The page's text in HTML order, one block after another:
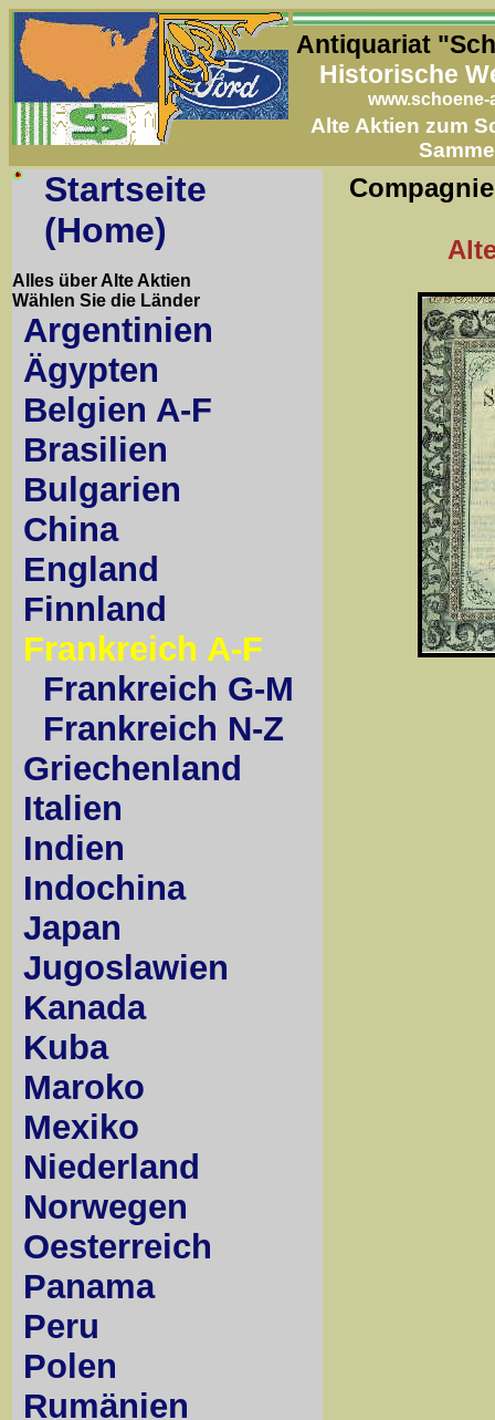
Antiquariat
Historische
www.schoene-
Alte Aktien zum
Startseite
(Home)
Alles über Alte Aktien
Wählen Sie die Länder
Argentinien
Ägypten
Belgien A-F
Brasilien
Bulgarien
China
England
Finnland
Frankreich A-F
Frankreich G-M
Frankreich N-Z
Griechenland
Italien
Indien
Indochina
Japan
Jugoslawien
Kanada
Kuba
Maroko
Mexiko
Niederland
Norwegen
Oesterreich
Panama
Peru
Polen
Rumänien